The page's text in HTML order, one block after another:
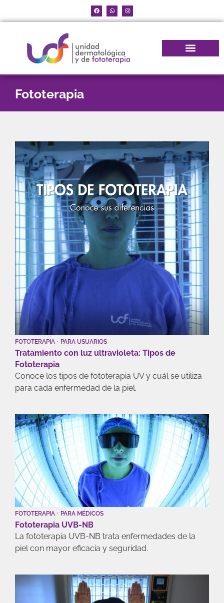
Fototerapia
FOTOTERAPIA · PARA USUARIOS
Tratamiento con luz ultravioleta: Tipos de
Fototerapia
Conoce los tipos de fototerapia UV y cuál se utiliza
para cada enfermedad de la piel.
FOTOTERAPIA · PARA MÉDICOS
Fototerapia UVB-NB
La fototerapia UVB-NB trata enfermedades de la
piel con mayor eficacia y seguridad.